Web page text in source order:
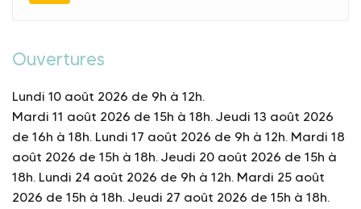
Ouvertures
Lundi 10 août 2026 de 9h à 12h.
Mardi 11 août 2026 de 15h à 18h. Jeudi 13 août 2026
de 16h à 18h. Lundi 17 août 2026 de 9h à 12h. Mardi 18
août 2026 de 15h à 18h. Jeudi 20 août 2026 de 15h à
18h. Lundi 24 août 2026 de 9h à 12h. Mardi 25 août
2026 de 15h à 18h. Jeudi 27 août 2026 de 15h à 18h.